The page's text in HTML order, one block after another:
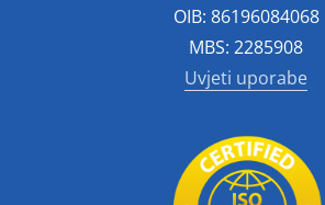
OIB: 86196084068
MBS: 2285908
Uvjeti uporabe